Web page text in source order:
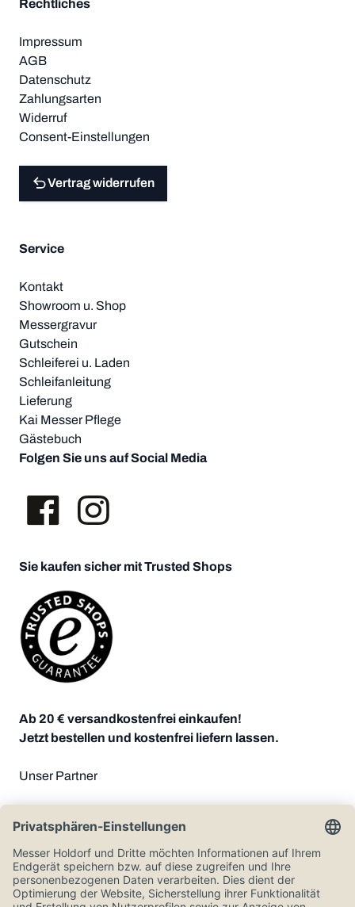
Rechtliches
Impressum
AGB
Datenschutz
Zahlungsarten
Widerruf
Consent-Einstellungen
Vertrag widerrufen
Service
Kontakt
Showroom u. Shop
Messergravur
Gutschein
Schleiferei u. Laden
Schleifanleitung
Lieferung
Kai Messer Pflege
Gästebuch
Folgen Sie uns auf Social Media
Sie kaufen sicher mit Trusted Shops
Ab 20 € versandkostenfrei einkaufen!
Jetzt bestellen und kostenfrei liefern lassen.
Unser Partner
Zahlungsoptionen